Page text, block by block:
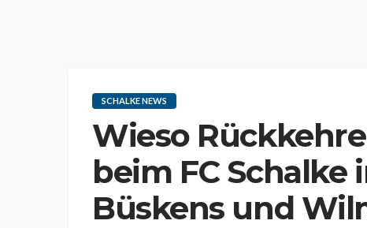
SCHALKE NEWS
Wieso
beim FC Schalke
Büskens und